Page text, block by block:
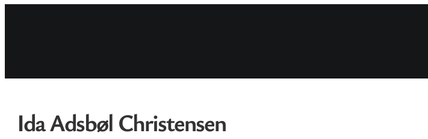
Ida Adsbøl Christensen